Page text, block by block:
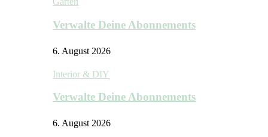
Verwalte Deine Abonnements
6. August 2026
Interior & DIY
Verwalte Deine Abonnements
6. August 2026